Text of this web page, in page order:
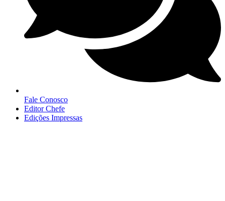
Fale Conosco
Editor Chefe
Edições Impressas